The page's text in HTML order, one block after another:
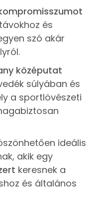
és
szó akár
középutat
súlyában és
a sportlövészeti
ideális
akik egy
keresnek a
és általános